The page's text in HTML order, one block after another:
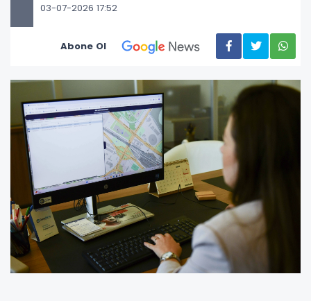
03-07-2026 17:52
Abone Ol